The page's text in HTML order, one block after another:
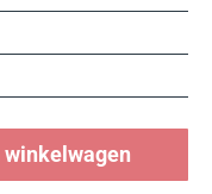
winkelwagen